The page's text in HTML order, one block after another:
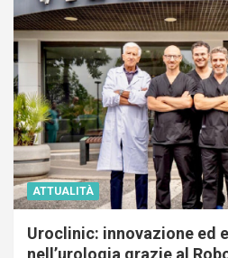
ATTUALITÀ
Uroclinic: innovazione ed
nell’urologia grazie al